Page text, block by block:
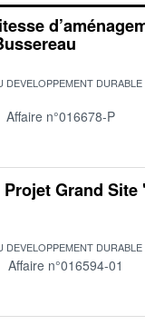
Affaire n°016678-P
Grand
Affaire n°016594-01